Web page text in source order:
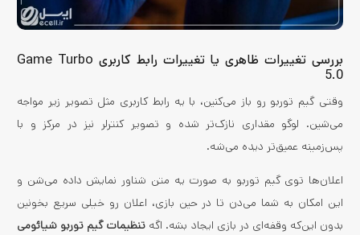
بررسی تغییرات ظاهری یا تغییرات رابط کاربری Game Turbo
5.0
وقتی گیم توربو رو باز می‌کنین، با یه رابط کاربری مثل تصویر زیر مواجه
می‌شین. لوگو مقداری نازک‌تر شده و تصویر کنترلر نیز در مرکز و با
پس‌زمینه عمیق‌تر دیده می‌شه.
اعلان‌ها توی گیم توربو به صورت یه متن شناور نمایش داده می‌شن و
این امکان به شما می‌دن تا در حین بازی، اعلان رو خیلی سریع بخونین
بدون این‌که وقفه‌ای در بازی ایجاد بشه. اگه تنظیمات گیم توربو شیائومی